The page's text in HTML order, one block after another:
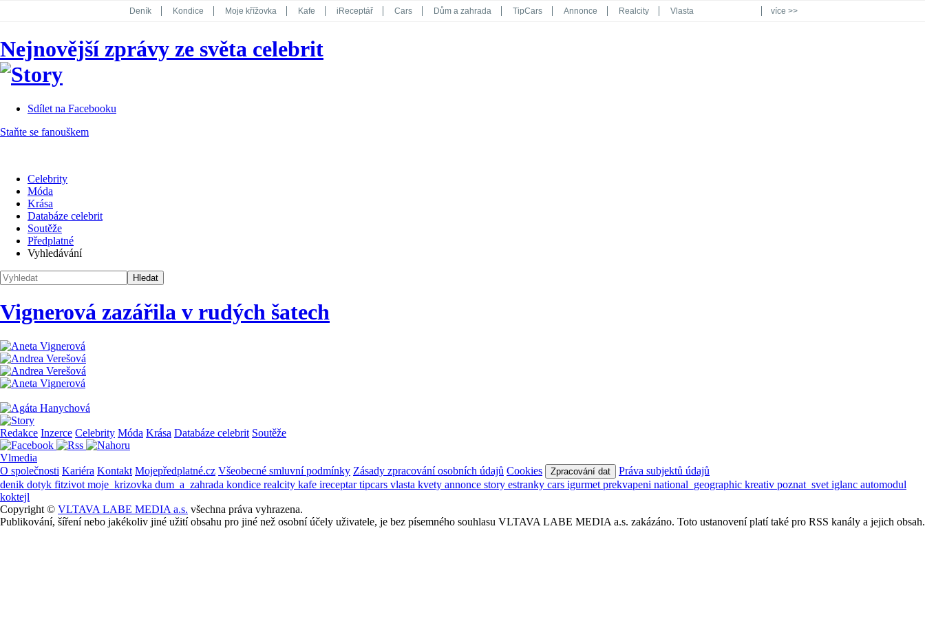
Deník Kondice Moje křížovka Kafe iReceptář Cars Dům a zahrada TipCars Annonce Realcity Vlasta
Koktejl
více >>
Nejnovější zprávy ze světa celebrit
Sdílet na Facebooku
Staňte se fanouškem
Celebrity
Móda
Krása
Databáze celebrit
Soutěže
Předplatné
Vyhledávání
Vignerová zazářila v rudých šatech
Redakce Inzerce Celebrity Móda Krása Databáze celebrit Soutěže
Vlmedia
O společnosti Kariéra Kontakt Mojepředplatné.cz Všeobecné smluvní podmínky Zásady zpracování osobních údajů Cookies Zpracování dat
Práva subjektů údajů
denik dotyk fitzivot moje_krizovka dum_a_zahrada kondice realcity kafe ireceptartipcars vlasta kvety annonce story estranky cars igurmet prekvapeni national_geographic kreativ poznat_svet iglanc automodul
koktejl
Copyright © VLTAVA LABE MEDIA a.s. všechna práva vyhrazena.
Publikování, šíření nebo jakékoliv jiné užití obsahu pro jiné než osobní účely uživatele, je bez písemného souhlasu VLTAVA LABE MEDIA a.s. zakázáno. Toto ustanovení platí také pro RSS kanály a jejich obsah.